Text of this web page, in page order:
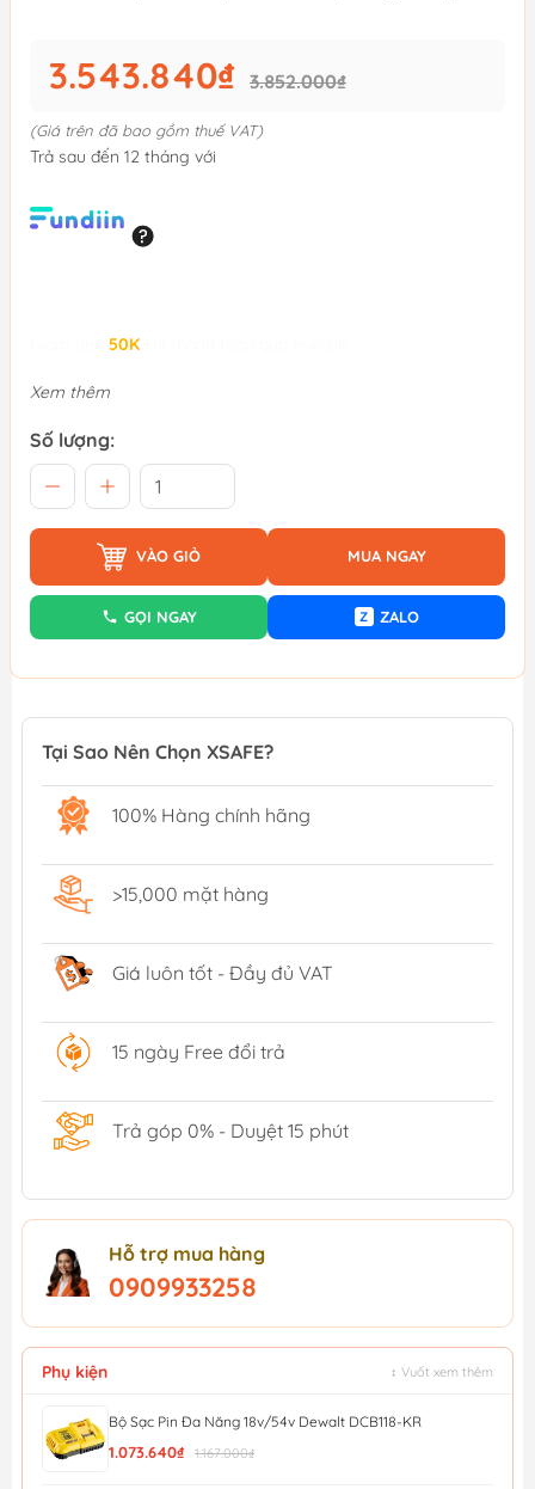
3.543.840₫ 3.852.000₫
(Giá trên đã bao gồm thuế VAT)
Trả sau đến 12 tháng với
50K
Xem thêm
Số lượng:
VÀO GIỎ MUA NGAY
GỌI NGAY Z ZALO
Tại Sao Nên Chọn XSAFE?
100% Hàng chính hãng
>15,000 mặt hàng
Giá luôn tốt - Đầy đủ VAT
15 ngày Free đổi trả
Trả góp 0% - Duyệt 15 phút
Hỗ trợ mua hàng
0909933258
Phụ kiện ↕ Vuốt xem thêm
Bộ Sạc Pin Đa Năng 18v/54v Dewalt DCB118-KR
1.073.640₫ 1.167.000₫